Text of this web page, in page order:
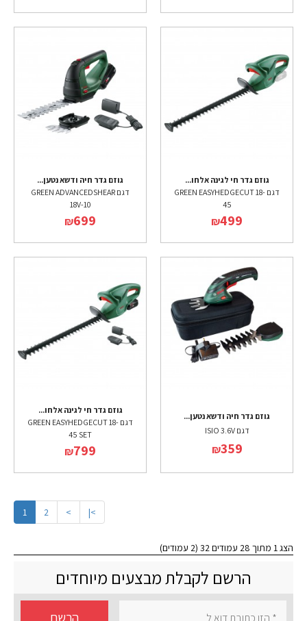
גוזם גדר חי לגינה אלחו...
דגם GREEN EASYHEDGECUT 18-
45
₪499
גוזם גדר חיה ודשא נטען...
דגם GREEN ADVANCEDSHEAR
18V-10
₪699
גוזם גדר חיה ודשא נטען...
דגם ISIO 3.6V
₪359
גוזם גדר חי לגינה אלחו...
דגם GREEN EASYHEDGECUT 18-
45 SET
₪799
1 2 > >|
הצג 1 מתוך 28 עמודים 32 (2 עמודים)
הרשם לקבלת מבצעים מיוחדים
הרשם